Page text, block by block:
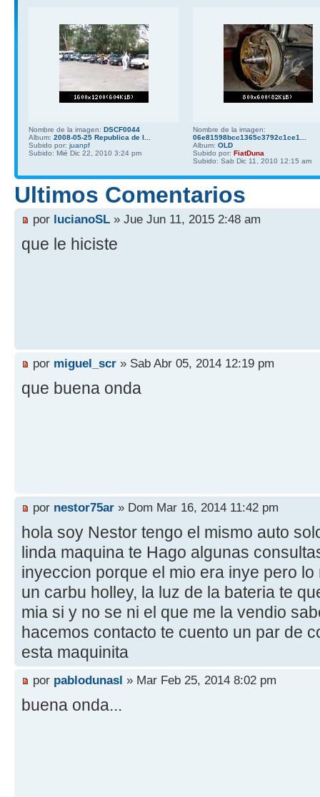
Nombre de la imagen: DSCF0044
Album: 2008-05-25 Republica de l...
Subido por: juanpf
Subido: Mié Dic 22, 2010 3:24 pm
Nombre de la imagen:
06e81598bcc1365c3792c1ce1...
Album: OLD
Subido por: FiatDuna
Subido: Sab Dic 11, 2010 12:15 am
Ultimos Comentarios
por lucianoSL » Jue Jun 11, 2015 2:48 am
que le hiciste
por miguel_scr » Sab Abr 05, 2014 12:19 pm
que buena onda
por nestor75ar » Dom Mar 16, 2014 11:42 pm
hola soy Nestor tengo el mismo auto
linda maquina te Hago algunas
inyeccion porque el mio era inye pero
un carbu holley, la luz de la bateria te
mia si y no se ni el que me la vendio
hacemos contacto te cuento un par de
esta maquinita
por pablodunasl » Mar Feb 25, 2014 8:02 pm
buena onda...